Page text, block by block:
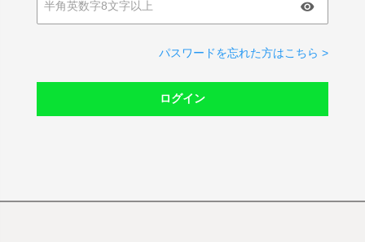
パスワードを忘れた方はこちら >
ログイン